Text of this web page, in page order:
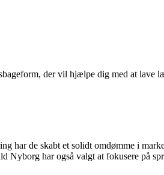
der vil hjælpe dig med at lave
har de skabt et solidt omdømme i
Nyborg har også valgt at fokusere på